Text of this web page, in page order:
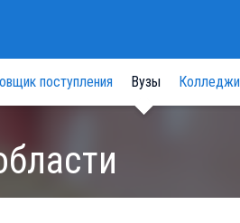
поступления Вузы Колледжи